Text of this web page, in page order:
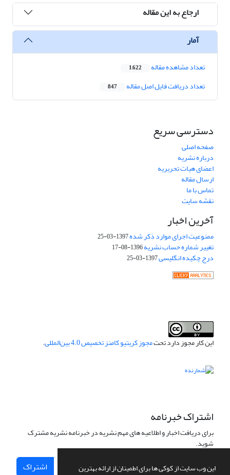
این وب سایت از کوکی ها برای اطمینان از ارائه بهترین
ارجاع به این مقاله
آمار
تعداد مشاهده مقاله 1,622
تعداد دریافت فایل اصل مقاله 847
دسترسی سریع
صفحه اصلی
درباره نشریه
اعضای هیات تحریریه
ارسال مقاله
تماس با ما
نقشه سایت
آخرین اخبار
ممنوعیت اجرای موارد ذکر شده1397-03-25
تغییر شماره حساب نشریه1396-08-17
درج چکیده انگلیسی1397-03-25
این کار مجوز دارد تحتمجوز کریتیو کامنز تخصیص 4.0 بین‌المللی .
اشتراک خبرنامه
برای دریافت اخبار و اطلاعیه های مهم نشریه در خبرنامه نشریه مشترک
شوید.
اشتراک